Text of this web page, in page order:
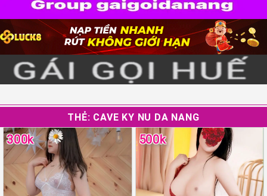
THẺ: CAVE KY NU DA NANG
300k 500k